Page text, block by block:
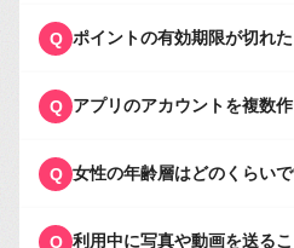
Q ポイントの有効期限が切れ
Q アプリのアカウントを複数
Q 女性の年齢層はどのくらいで
Q 利用中に写真や動画を送る